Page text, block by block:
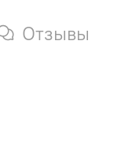
Отзывы